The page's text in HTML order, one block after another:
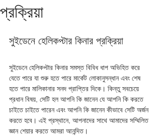
প্রক্রিয়া
সুইডেনে হেলিকপ্টার কিনার প্রক্রিয়া
সুইডেনে হেলিকপ্টার কিনার সমস্ত বিবিধ ধাপ অভিহিত করে
যেতে পারে যা শুরু হতে পারে মার্কেট লোকানুসন্ধান এবং শেষ
হতে পারে মালিকানার সনদ প্রাপ্তির দিকে। কিন্তু সবচেয়ে
প্রধান বিষয়, সেটি হল আপনি কি জানেন যে আপনি কি করতে
চাইতে চাইতে পারেন এবং আপনি কি জানেন কীভাবে সেটি অর্জন
করতে হবে। এই প্রস্থানে, আপনাদের সাথে আমাদের সম্মিলিত
জ্ঞান শেয়ার করতে আমরা আনন্দিত।